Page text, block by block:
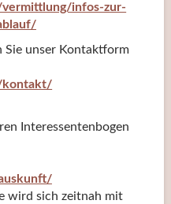
infos-zur-
Sie unser Kontaktform
kontakt/
Interessentenbogen
wird sich zeitnah mit